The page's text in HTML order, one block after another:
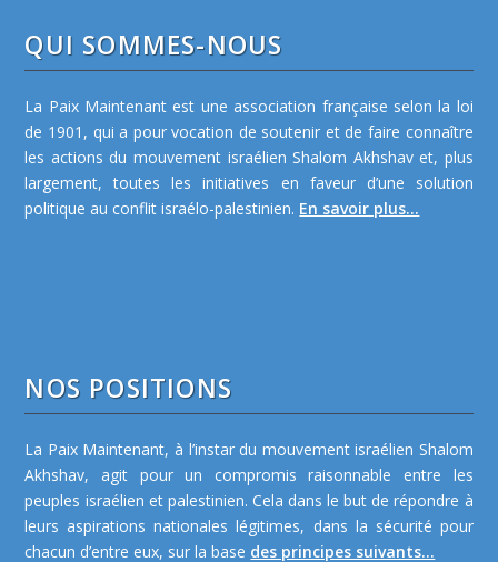
QUI SOMMES-NOUS
La Paix Maintenant est une association française selon la loi
de 1901, qui a pour vocation de soutenir et de faire connaître
les actions du mouvement israélien Shalom Akhshav et, plus
largement, toutes les initiatives en faveur d’une solution
politique au conflit israélo-palestinien. En savoir plus...
NOS POSITIONS
La Paix Maintenant, à l’instar du mouvement israélien Shalom
Akhshav, agit pour un compromis raisonnable entre les
peuples israélien et palestinien. Cela dans le but de répondre à
leurs aspirations nationales légitimes, dans la sécurité pour
chacun d’entre eux, sur la base des principes suivants...